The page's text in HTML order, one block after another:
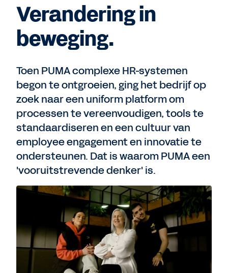
Verandering in
beweging.
Toen PUMA complexe HR-systemen
begon te ontgroeien, ging het bedrijf op
zoek naar een uniform platform om
processen te vereenvoudigen, tools te
standaardiseren en een cultuur van
employee engagement en innovatie te
ondersteunen. Dat is waarom PUMA een
'vooruitstrevende denker' is.